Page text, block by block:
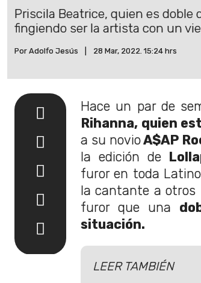
Priscila Beatrice, quien es doble
fingiendo ser la artista con un
Por Adolfo Jesús 28 Mar, 2022. 15:24 hrs
Hace un par de
Rihanna, quien
a su novioA$AP
la edición de
furor en toda
la cantante a otros
furor que una
situación.
LEER TAMBIÉN